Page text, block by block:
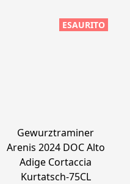
ESAURITO
Gewurztraminer
Arenis 2024 DOC Alto
Adige Cortaccia
Kurtatsch-75CL